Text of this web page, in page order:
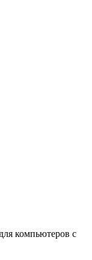
компьютеров с